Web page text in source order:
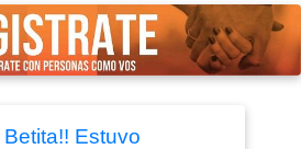
Estuvo